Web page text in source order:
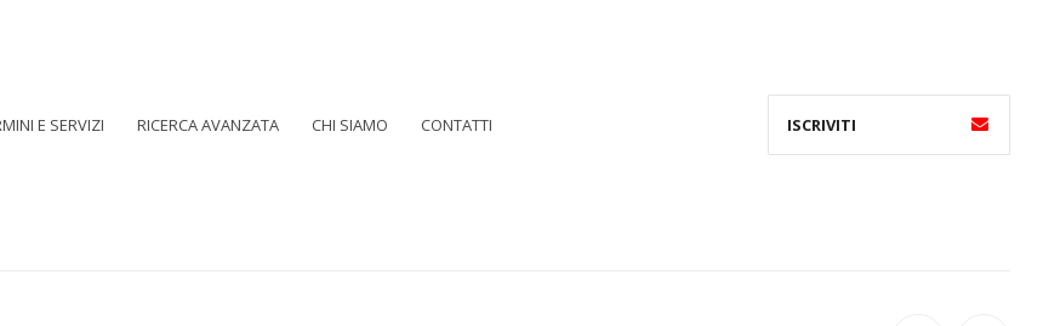
E SERVIZI RICERCA AVANZATA CHI SIAMO CONTATTI